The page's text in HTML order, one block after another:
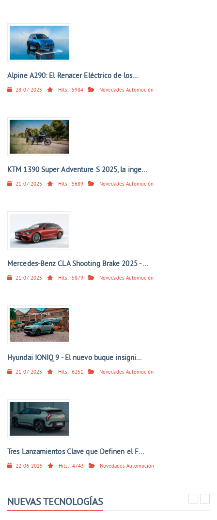
Alpine A290: El Renacer Eléctrico de los...
28-07-2025 Hits: 5984 Novedades Automoción
KTM 1390 Super Adventure S 2025, la inge...
21-07-2025 Hits: 5689 Novedades Automoción
Mercedes-Benz CLA Shooting Brake 2025 - ...
21-07-2025 Hits: 5879 Novedades Automoción
Hyundai IONIQ 9 - El nuevo buque insigni...
21-07-2025 Hits: 6251 Novedades Automoción
Tres Lanzamientos Clave que Definen el F...
22-06-2025 Hits: 4743 Novedades Automoción
NUEVAS TECNOLOGÍAS